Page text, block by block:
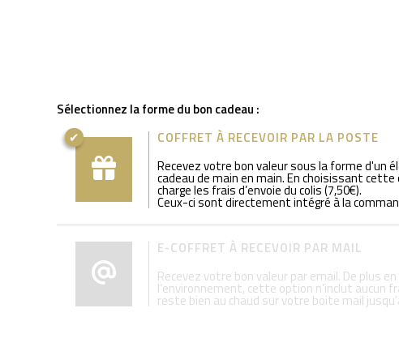
Sélectionnez la forme du bon cadeau :
COFFRET À RECEVOIR PAR LA POSTE
Recevez votre bon valeur sous la forme d'un
cadeau de main en main. En choisissant
charge les frais d’envoie du colis (7,50€).
Ceux-ci sont directement intégré à la
E-COFFRET À RECEVOIR PAR MAIL
Recevez votre bon valeur par email. De plus
l’environnement, cette option n’inclut aucun
reste bien au chaud sur votre boite mail